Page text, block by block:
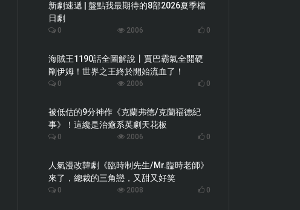
新劇速遞 | 盤點我最期待的8部2026夏季檔
日劇
0 2006 0
海賊王1190話全圖解說丨賈巴霸氣全開硬
剛伊姆！世界之王終於開始流血了！
0 2006 0
被低估的9分神作《克蘭弗德/克蘭福德紀
事》！這纔是治癒系英劇天花板
0 2006 0
人氣漫改韓劇《臨時制先生/Mr.臨時老師》
來了，總裁的三角戀，又甜又好笑
0 2008 0